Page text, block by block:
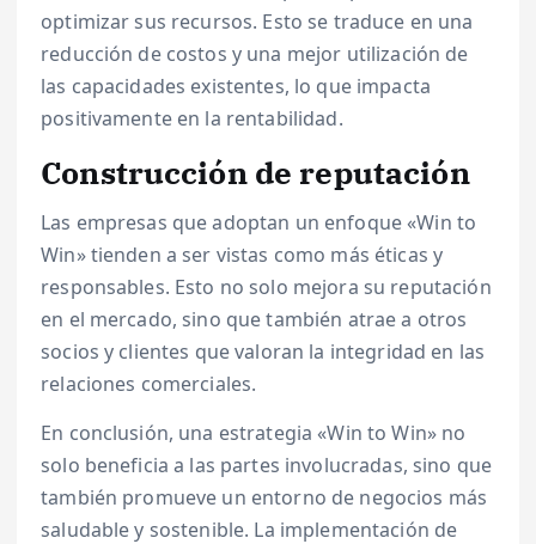
optimizar sus recursos. Esto se traduce en una
reducción de costos y una mejor utilización de
las capacidades existentes, lo que impacta
positivamente en la rentabilidad.
Construcción de reputación
Las empresas que adoptan un enfoque «Win to
Win» tienden a ser vistas como más éticas y
responsables. Esto no solo mejora su reputación
en el mercado, sino que también atrae a otros
socios y clientes que valoran la integridad en las
relaciones comerciales.
En conclusión, una estrategia «Win to Win» no
solo beneficia a las partes involucradas, sino que
también promueve un entorno de negocios más
saludable y sostenible. La implementación de